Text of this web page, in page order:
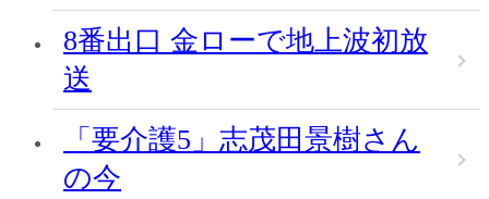
8番出口 金ローで地上波初放
送
「要介護5」志茂田景樹さん
の今